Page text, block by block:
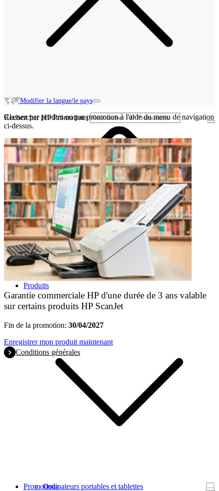
Produits
Ordinateurs portables et tablettes
Promotions
Modifier la langue/le pays
Rechercher HP Promotions
Classez par produit ou par promotion à l'aide du menu de navigation
ci-dessus.
Garantie commerciale HP d'une durée de 3 ans valable
sur certains produits HP ScanJet
Fin de la promotion: 30/04/2027
Enregistrer mon produit maintenant
Conditions générales